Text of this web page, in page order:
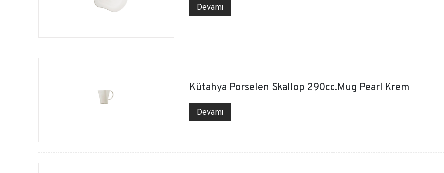
Devamı
Kütahya Porselen Skallop 290cc.Mug Pearl Krem
Devamı